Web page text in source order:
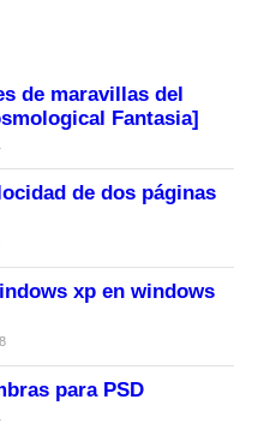
de maravillas del
Fantasia]
de dos páginas
xp en windows
para PSD